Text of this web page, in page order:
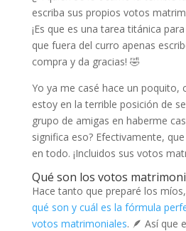
escriba sus propios votos
¡Es que es una tarea titánica
que fuera del curro apenas
compra y da gracias! 🤣
Yo ya me casé hace un poquito,
estoy en la terrible posición de
grupo de amigas en haberme
significa eso? Efectivamente,
en todo. ¡Incluidos sus votos
Qué son los votos
Hace tanto que preparé los
qué son y cuál es la fórmula
votos matrimoniales. 🪶 Así que